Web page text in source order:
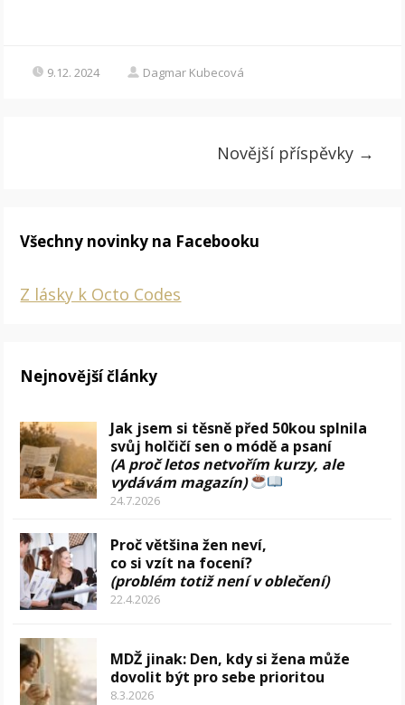
9.12. 2024 Dagmar Kubecová
Novější příspěvky →
Všechny novinky na Facebooku
Z lásky k Octo Codes
Nejnovější články
Jak jsem si těsně před 50kou splnila
svůj holčičí sen o módě a psaní
(A proč letos netvořím kurzy, ale
vydávám magazín)
24.7.2026
Proč většina žen neví,
co si vzít na focení?
(problém totiž není v oblečení)
22.4.2026
MDŽ jinak: Den, kdy si žena může
dovolit být pro sebe prioritou
8.3.2026